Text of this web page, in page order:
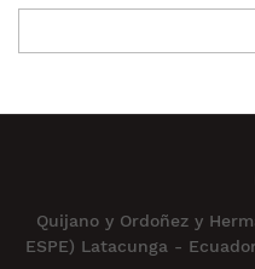
Quijano y Ordoñez y
ESPE) Latacunga -